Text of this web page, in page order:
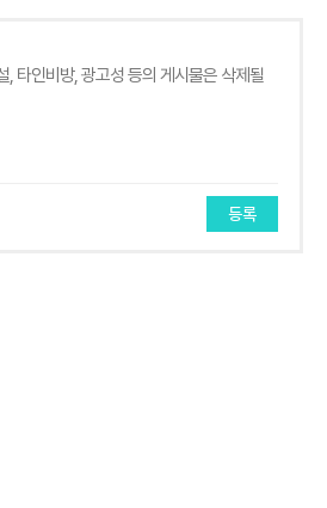
등록